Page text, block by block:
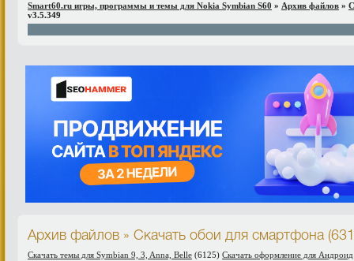
Smart60.ru игры, программы и темы для Nokia Symbian S60 » Архив файлов »
v3.5.349
Архив файлов » Скачать обои для смартфона
Скачать темы для Symbian 9, 3, Anna, Belle (6125) Скачать оформление для Андроид